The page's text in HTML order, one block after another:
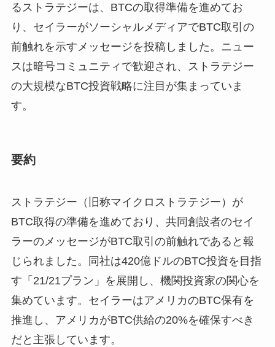
るストラテジーは、BTCの取得準備を進めてお
り、セイラーがソーシャルメディアでBTC取引の
前触れを示すメッセージを投稿しました。ニュー
スは暗号コミュニティで歓迎され、ストラテジー
の大規模なBTC投資戦略に注目が集まっていま
す。
要約
ストラテジー（旧称マイクロストラテジー）が
BTC取得の準備を進めており、共同創設者のセイ
ラーのメッセージがBTC取引の前触れであると報
じられました。同社は420億ドルのBTC投資を目指
す「21/21プラン」を展開し、機関投資家の関心を
集めています。セイラーはアメリカのBTC保有を
推進し、アメリカがBTC供給の20%を確保すべき
だと主張しています。